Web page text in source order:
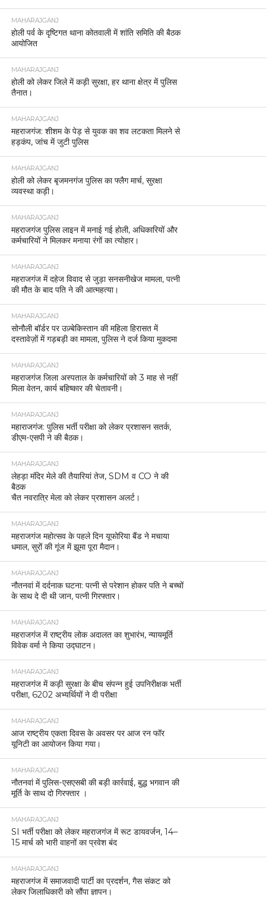
MAHARAJGANJ
होली पर्व के दृष्टिगत थाना कोतवाली में शांति समिति की बैठक
आयोजित
MAHARAJGANJ
होली को लेकर जिले में कड़ी सुरक्षा, हर थाना क्षेत्र में पुलिस
तैनात।
MAHARAJGANJ
महराजगंज: शीशम के पेड़ से युवक का शव लटकता मिलने से
हड़कंप, जांच में जुटी पुलिस
MAHARAJGANJ
होली को लेकर बृजमनगंज पुलिस का फ्लैग मार्च, सुरक्षा
व्यवस्था कड़ी।
MAHARAJGANJ
महराजगंज पुलिस लाइन में मनाई गई होली, अधिकारियों और
कर्मचारियों ने मिलकर मनाया रंगों का त्योहार।
MAHARAJGANJ
महराजगंज में दहेज विवाद से जुड़ा सनसनीखेज मामला, पत्नी
की मौत के बाद पति ने की आत्महत्या।
MAHARAJGANJ
सोनौली बॉर्डर पर उज़्बेकिस्तान की महिला हिरासत में
दस्तावेज़ों में गड़बड़ी का मामला, पुलिस ने दर्ज किया मुकदमा
MAHARAJGANJ
महराजगंज जिला अस्पताल के कर्मचारियों को 3 माह से नहीं
मिला वेतन, कार्य बहिष्कार की चेतावनी।
MAHARAJGANJ
महाराजगंज: पुलिस भर्ती परीक्षा को लेकर प्रशासन सतर्क,
डीएम-एसपी ने की बैठक।
MAHARAJGANJ
लेहड़ा मंदिर मेले की तैयारियां तेज, SDM व CO ने की
बैठक
चैत नवरात्रि मेला को लेकर प्रशासन अलर्ट।
MAHARAJGANJ
महराजगंज महोत्सव के पहले दिन यूफोरिया बैंड ने मचाया
धमाल, सुरों की गूंज में झूमा पूरा मैदान।
MAHARAJGANJ
नौतनवां में दर्दनाक घटना: पत्नी से परेशान होकर पति ने बच्चों
के साथ दे दी थी जान, पत्नी गिरफ्तार।
MAHARAJGANJ
महराजगंज में राष्ट्रीय लोक अदालत का शुभारंभ, न्यायमूर्ति
विवेक वर्मा ने किया उद्घाटन।
MAHARAJGANJ
महराजगंज में कड़ी सुरक्षा के बीच संपन्न हुई उपनिरीक्षक भर्ती
परीक्षा, 6202 अभ्यर्थियों ने दी परीक्षा
MAHARAJGANJ
आज राष्ट्रीय एकता दिवस के अवसर पर आज रन फॉर
यूनिटी का आयोजन किया गया।
MAHARAJGANJ
नौतनवां में पुलिस-एसएसबी की बड़ी कार्रवाई, बुद्ध भगवान की
मूर्ति के साथ दो गिरफ्तार ।
MAHARAJGANJ
SI भर्ती परीक्षा को लेकर महराजगंज में रूट डायवर्जन, 14–
15 मार्च को भारी वाहनों का प्रवेश बंद
MAHARAJGANJ
महराजगंज में समाजवादी पार्टी का प्रदर्शन, गैस संकट को
लेकर जिलाधिकारी को सौंपा ज्ञापन।